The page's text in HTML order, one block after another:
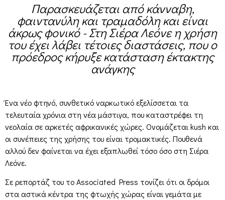
Παρασκευάζεται από κάνναβη,
φαιντανύλη και τραμαδόλη και είναι
άκρως φονικό - Στη Σιέρα Λεόνε η χρήση
του έχει λάβει τέτοιες διαστάσεις, που ο
πρόεδρος κήρυξε κατάσταση έκτακτης
ανάγκης
Ένα νέο φτηνό, συνθετικό ναρκωτικό εξελίσσεται τα
τελευταία χρόνια στη νέα μάστιγα, που καταστρέφει τη
νεολαία σε αρκετές αφρικανικές χώρες. Ονομάζεται kush και
οι συνέπειες της χρήσης του είναι τρομακτικές. Πουθενά
αλλού δεν φαίνεται να έχει εξαπλωθεί τόσο όσο στη Σιέρα
Λεόνε.
Σε ρεπορτάζ του το Associated Press τονίζει ότι οι δρόμοι
στα αστικά κέντρα της φτωχής χώρας είναι γεμάτα με